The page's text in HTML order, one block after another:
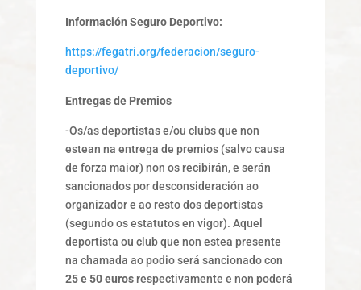
Información Seguro Deportivo:
https://fegatri.org/federacion/seguro-
deportivo/
Entregas de Premios
-Os/as deportistas e/ou clubs que non
estean na entrega de premios (salvo causa
de forza maior) non os recibirán, e serán
sancionados por desconsideración ao
organizador e ao resto dos deportistas
(segundo os estatutos en vigor). Aquel
deportista ou club que non estea presente
na chamada ao podio será sancionado con
25 e 50 eurosrespectivamente e non poderá